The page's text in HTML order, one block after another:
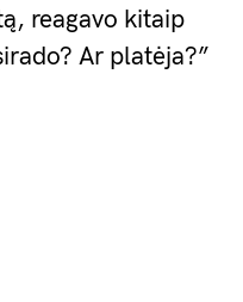
reagavo kitaip
Ar platėja?”